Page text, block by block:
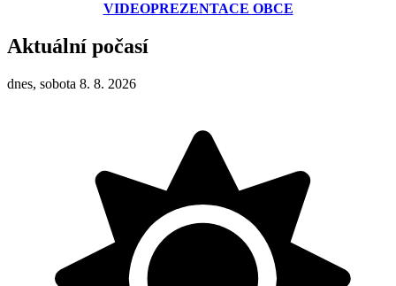
VIDEOPREZENTACE OBCE
Aktuální počasí
dnes, sobota 8. 8. 2026